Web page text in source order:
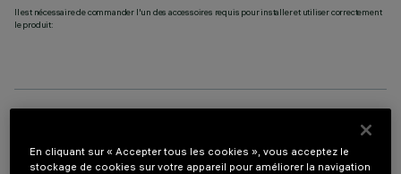
Il est nécessaire de commander l'un des accessoires requis pour installer et utiliser correctement
le produit:
DERNIÈRE MISE À JOUR: 06/08/2026
En cliquant sur « Accepter tous les cookies », vous acceptez le
stockage de cookies sur votre appareil pour améliorer la navigation